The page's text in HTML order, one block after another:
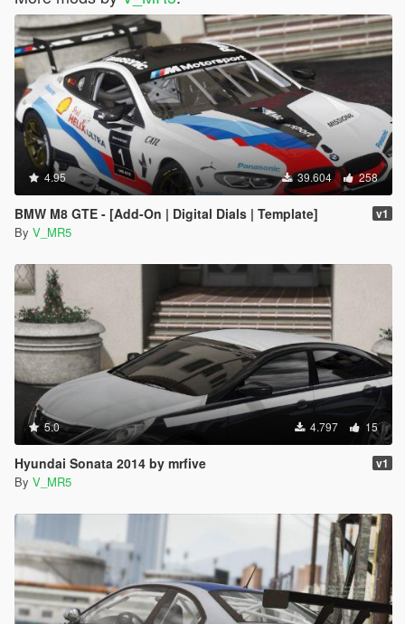
4.95 39.604 258
BMW M8 GTE - [Add-On | Digital Dials | Template] v1
By V_MR5
5.0 4.797 15
Hyundai Sonata 2014 by mrfive v1
By V_MR5